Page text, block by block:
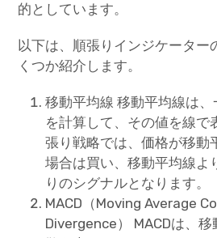
的としています。
以下は、順張りインジケーター
くつか紹介します。
移動平均線 移動平均線は
を計算して、その値を線で
張り戦略では、価格が移動
場合は買い、移動平均線よ
りのシグナルとなります。
MACD（Moving Average
Divergence） MACDは、